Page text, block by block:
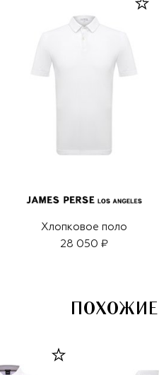
Хлопковое поло
28 050 ₽